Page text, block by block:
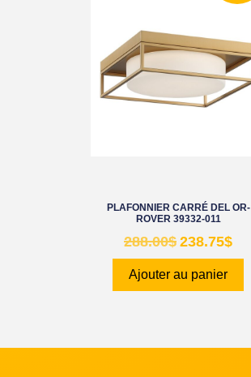
PLAFONNIER CARRÉ DEL OR-
ROVER 39332-011
288.00$ 238.75$
Ajouter au panier